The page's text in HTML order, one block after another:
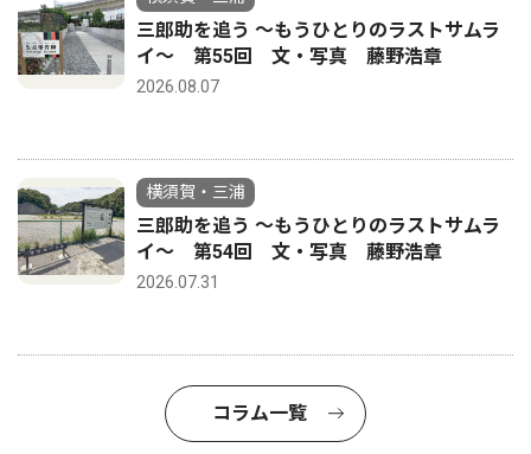
三郎助を追う 〜もうひとりのラストサムラ
イ〜 第55回 文・写真 藤野浩章
2026.08.07
横須賀・三浦
三郎助を追う 〜もうひとりのラストサムラ
イ〜 第54回 文・写真 藤野浩章
2026.07.31
コラム一覧